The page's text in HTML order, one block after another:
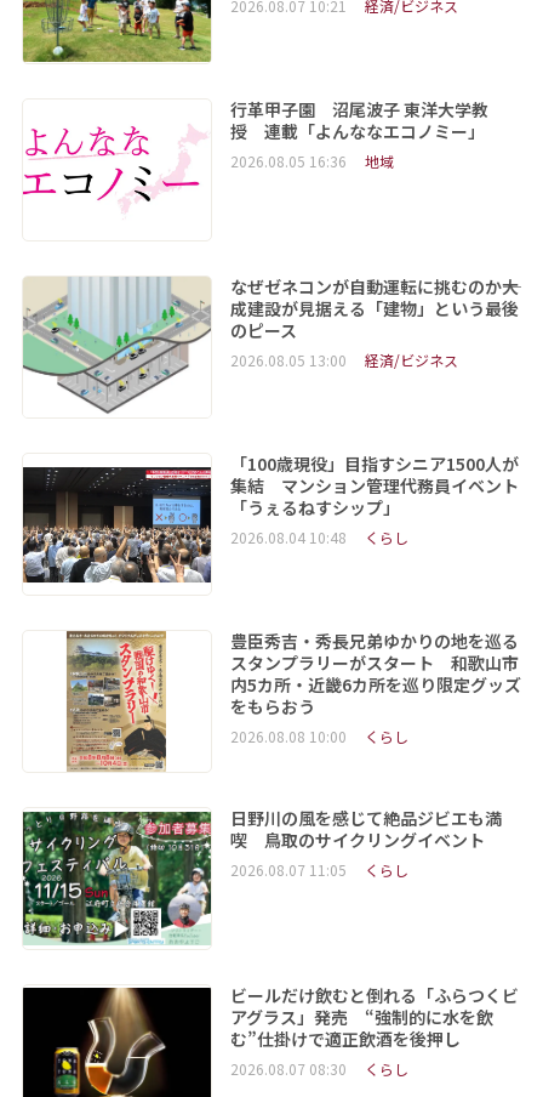
2026.08.07 10:21 経済/ビジネス
行革甲子園 沼尾波子 東洋大学教
授 連載「よんななエコノミー」
2026.08.05 16:36 地域
なぜゼネコンが自動運転に挑むのか――大
成建設が見据える「建物」という最後
のピース
2026.08.05 13:00 経済/ビジネス
「100歳現役」目指すシニア1500人が
集結 マンション管理代務員イベント
「うぇるねすシップ」
2026.08.04 10:48 くらし
豊臣秀吉・秀長兄弟ゆかりの地を巡る
スタンプラリーがスタート 和歌山市
内5カ所・近畿6カ所を巡り限定グッズ
をもらおう
2026.08.08 10:00 くらし
日野川の風を感じて絶品ジビエも満
喫 鳥取のサイクリングイベント
2026.08.07 11:05 くらし
ビールだけ飲むと倒れる「ふらつくビ
アグラス」発売 “強制的に水を飲
む”仕掛けで適正飲酒を後押し
2026.08.07 08:30 くらし